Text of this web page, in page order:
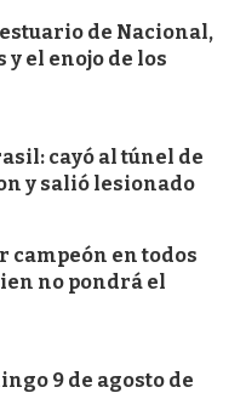
de Nacional,
el enojo de los
cayó al túnel de
y salió lesionado
campeón en todos
no pondrá el
9 de agosto de